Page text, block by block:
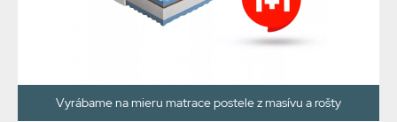
Vyrábame na mieru matrace postele z masívu a rošty